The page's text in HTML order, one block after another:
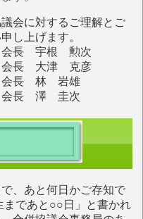
会に対するご理解とご
し上げます。
会長 宇根 勲次
長 大津 克彦
会長 林 岩雄
会長 澤 圭次
、あと何日かご存知で
まであと○○日」と書かれ